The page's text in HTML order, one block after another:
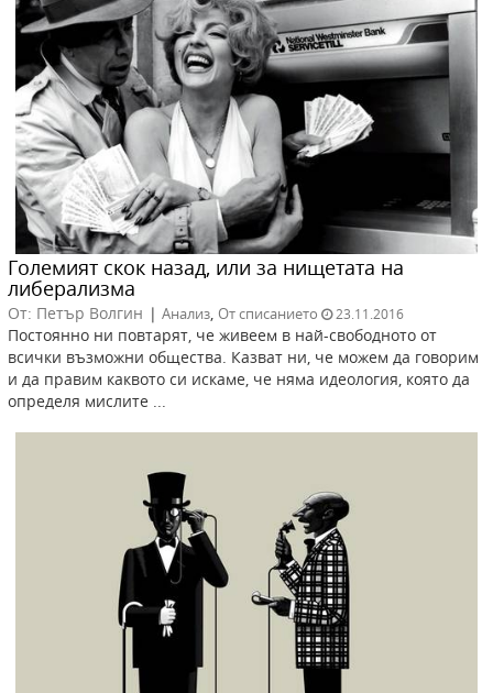
Големият скок назад, или за нищетата на
либерализма
От: Петър Волгин | Анализ, От списанието 23.11.2016
Постоянно ни повтарят, че живеем в най-свободното от
всички възможни общества. Казват ни, че можем да говорим
и да правим каквото си искаме, че няма идеология, която да
определя мислите ...